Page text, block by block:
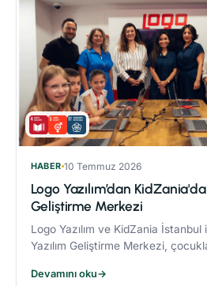
HABER 10 Temmuz 2026
Logo Yazılım’dan KidZania'da
Geliştirme Merkezi
Logo Yazılım ve KidZania İstanbul
Yazılım Geliştirme Merkezi,
kazandırmayı hedefliyor.
Devamını oku→